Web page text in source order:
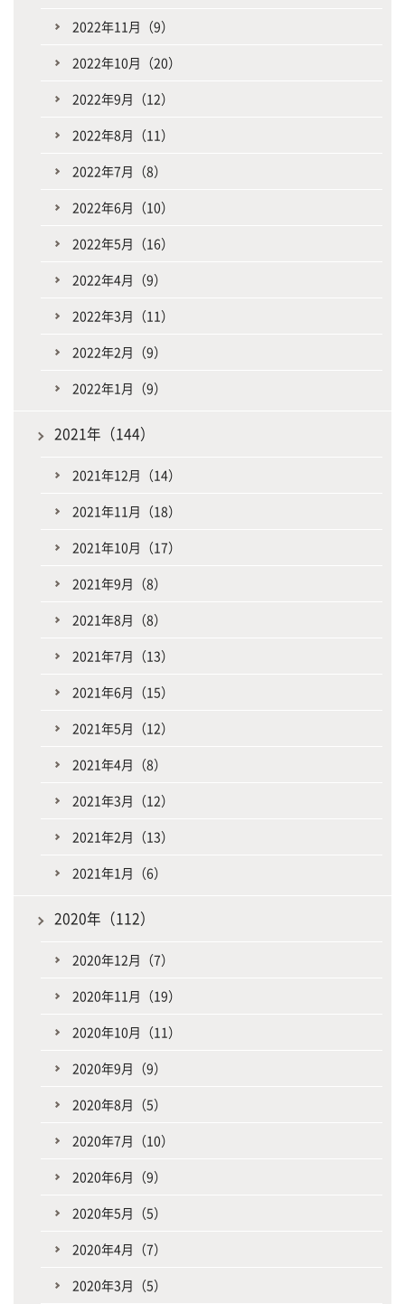
2022年11月（9）
2022年10月（20）
2022年9月（12）
2022年8月（11）
2022年7月（8）
2022年6月（10）
2022年5月（16）
2022年4月（9）
2022年3月（11）
2022年2月（9）
2022年1月（9）
2021年（144）
2021年12月（14）
2021年11月（18）
2021年10月（17）
2021年9月（8）
2021年8月（8）
2021年7月（13）
2021年6月（15）
2021年5月（12）
2021年4月（8）
2021年3月（12）
2021年2月（13）
2021年1月（6）
2020年（112）
2020年12月（7）
2020年11月（19）
2020年10月（11）
2020年9月（9）
2020年8月（5）
2020年7月（10）
2020年6月（9）
2020年5月（5）
2020年4月（7）
2020年3月（5）